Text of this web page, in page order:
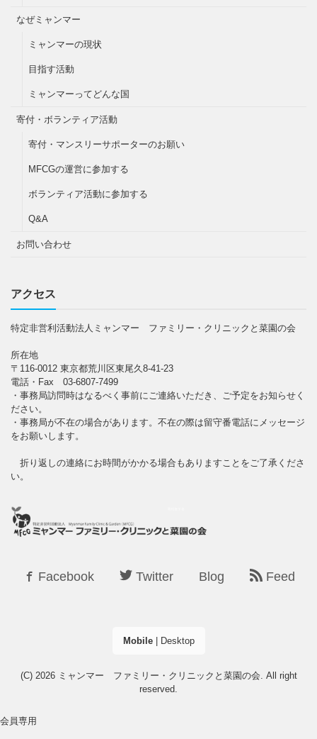
なぜミャンマー
ミャンマーの現状
目指す活動
ミャンマーってどんな国
寄付・ボランティア活動
寄付・マンスリーサポーターのお願い
MFCGの運営に参加する
ボランティア活動に参加する
Q&A
お問い合わせ
アクセス
特定非営利活動法人ミャンマー ファミリー・クリニックと菜園の会
所在地
〒116-0012 東京都荒川区東尾久8-41-23
電話・Fax 03-6807-7499
・事務局訪問時はなるべく事前にご連絡いただき、ご予定をお知らせく
ださい。
・事務局が不在の場合があります。不在の際は留守番電話にメッセージ
をお願いします。
折り返しの連絡にお時間がかかる場合もありますことをご了承くださ
い。
Facebook Twitter Blog Feed
Mobile| Desktop
(C) 2026 ミャンマー ファミリー・クリニックと菜園の会. All right
reserved.
会員専用